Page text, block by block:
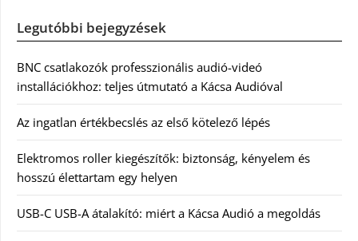
Legutóbbi bejegyzések
BNC csatlakozók professzionális audió-videó
installációkhoz: teljes útmutató a Kácsa Audióval
Az ingatlan értékbecslés az első kötelező lépés
Elektromos roller kiegészítők: biztonság, kényelem és
hosszú élettartam egy helyen
USB-C USB-A átalakító: miért a Kácsa Audió a megoldás